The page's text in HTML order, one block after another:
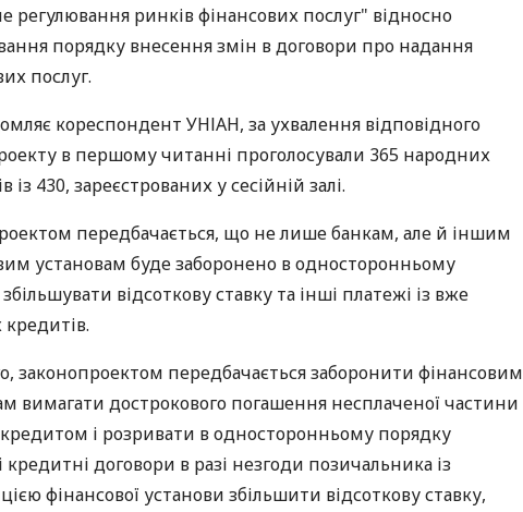
КАРТОК
КЕШБЕКУ
ПУТІВНИКИ ПО
регулювання ринків фінансових послуг" відносно
порядку внесення змін в договори про надання
послуг.
кореспондент УНІАН, за ухвалення відповідного
в першому читанні проголосували 365 народних
із 430, зареєстрованих у сесійній залі.
передбачається, що не лише банкам, але й іншим
установам буде заборонено в односторонньому
відсоткову ставку та інші платежі із вже
законопроектом передбачається заборонити фінансовим
вимагати дострокового погашення несплаченої частини
кредитом і розривати в односторонньому порядку
кредитні договори в разі незгоди позичальника із
фінансової установи збільшити відсоткову ставку,